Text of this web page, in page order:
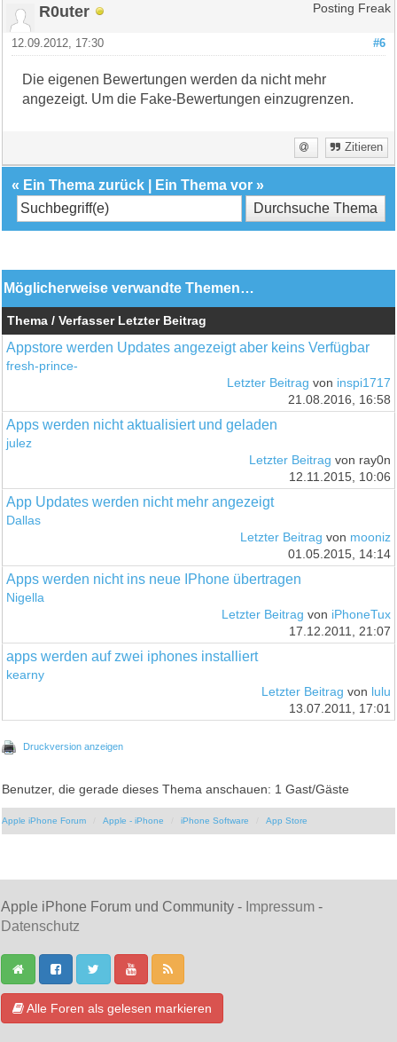
R0uter Posting Freak
#6
12.09.2012, 17:30
Die eigenen Bewertungen werden da nicht mehr
angezeigt. Um die Fake-Bewertungen einzugrenzen.
Zitieren
« Ein Thema zurück Ein Thema vor »
Möglicherweise verwandte Themen…
Thema / Verfasser Letzter Beitrag
Appstore werden Updates angezeigt aber keins Verfügbar
fresh-prince-
Letzter Beitrag von inspi1717
21.08.2016, 16:58
Apps werden nicht aktualisiert und geladen
julez
Letzter Beitrag von ray0n
12.11.2015, 10:06
App Updates werden nicht mehr angezeigt
Dallas
Letzter Beitrag von mooniz
01.05.2015, 14:14
Apps werden nicht ins neue IPhone übertragen
Nigella
Letzter Beitrag von iPhoneTux
17.12.2011, 21:07
apps werden auf zwei iphones installiert
kearny
Letzter Beitrag von lulu
13.07.2011, 17:01
Druckversion anzeigen
Benutzer, die gerade dieses Thema anschauen: 1 Gast/Gäste
Apple iPhone Forum Apple - iPhone iPhone Software App Store
Apple iPhone Forum und Community - Impressum -
Datenschutz
Alle Foren als gelesen markieren